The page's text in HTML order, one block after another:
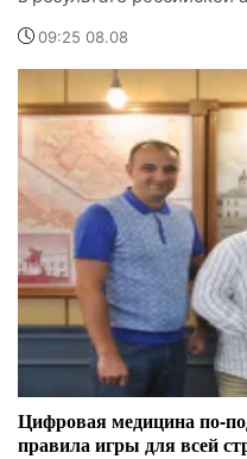
09:25 08.08
Цифровая медицина по-
правила игры для всей